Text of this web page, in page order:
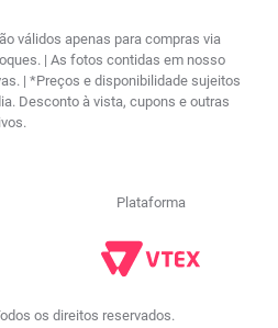
válidos apenas para compras via
| As fotos contidas em nosso
| *Preços e disponibilidade sujeitos
Desconto à vista, cupons e outras
Plataforma
os direitos reservados.